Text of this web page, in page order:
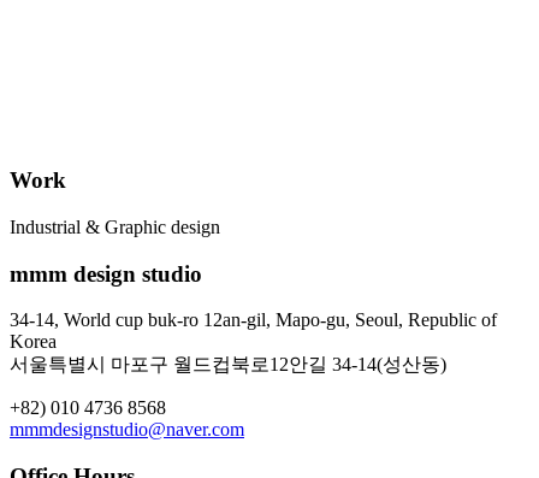
Work
Industrial & Graphic design
mmm design studio
34-14, World cup buk-ro 12an-gil, Mapo-gu, Seoul, Republic of
Korea
서울특별시 마포구 월드컵북로12안길 34-14(성산동)
+82) 010 4736 8568
mmmdesignstudio@naver.com